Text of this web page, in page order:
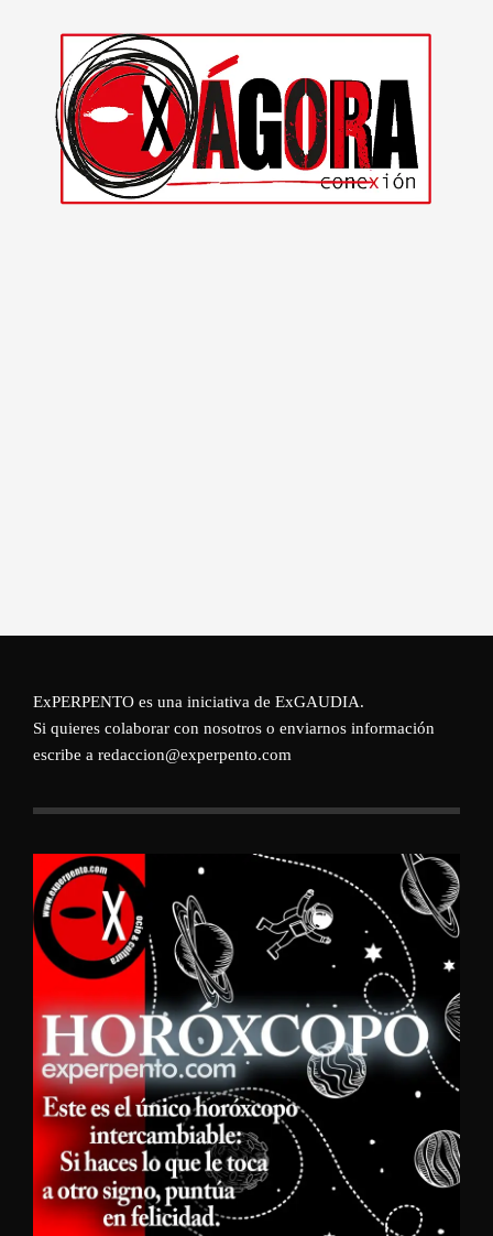
ExPERPENTO es una iniciativa de ExGAUDIA.
Si quieres colaborar con nosotros o enviarnos información
escribe a redaccion@experpento.com